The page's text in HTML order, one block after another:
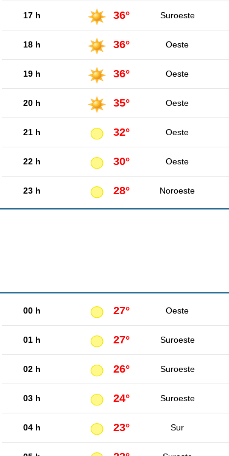
17 h 36° Suroeste
18 h 36° Oeste
19 h 36° Oeste
20 h 35° Oeste
21 h 32° Oeste
22 h 30° Oeste
23 h 28° Noroeste
00 h 27° Oeste
01 h 27° Suroeste
02 h 26° Suroeste
03 h 24° Suroeste
04 h 23° Sur